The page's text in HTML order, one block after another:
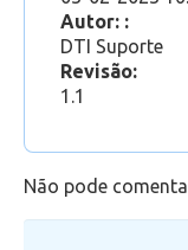
Professor
Autor: :
DTI Suporte
Revisão:
1.1
Não pode